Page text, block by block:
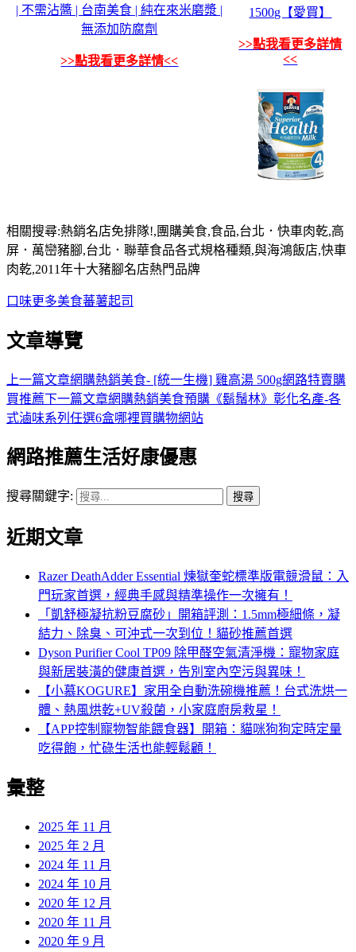
| 不需沾醬 | 台南美食 | 純在來米磨漿 |
無添加防腐劑
>>點我看更多詳情<<
1500g【愛買】
>>點我看更多詳情
<<
相關搜尋:熱銷名店免排隊!,團購美食,食品,台北．快車肉乾,高
屏．萬巒豬腳,台北．聯華食品各式規格種類,與海鴻飯店,快車
肉乾,2011年十大豬腳名店熱門品牌
口味更多美食蕃薯起司
文章導覽
上一篇文章網購熱銷美食- [統一生機] 雞高湯 500g網路特賣購
買推薦下一篇文章網購熱銷美食預購《鬍鬚林》彰化名產-各
式滷味系列任選6盒哪裡買購物網站
網路推薦生活好康優惠
搜尋關鍵字:
近期文章
Razer DeathAdder Essential 煉獄奎蛇標準版電競滑鼠：入
門玩家首選，經典手感與精準操作一次擁有！
「凱舒極凝抗粉豆腐砂」開箱評測：1.5mm極細條，凝
結力、除臭、可沖式一次到位！貓砂推薦首選
Dyson Purifier Cool TP09 除甲醛空氣清淨機：寵物家庭
與新居裝潢的健康首選，告別室內空污與異味！
【小慕KOGURE】家用全自動洗碗機推薦！台式洗烘一
體、熱風烘乾+UV殺菌，小家庭廚房救星！
【APP控制寵物智能餵食器】開箱：貓咪狗狗定時定量
吃得飽，忙碌生活也能輕鬆顧！
彙整
2025 年 11 月
2025 年 2 月
2024 年 11 月
2024 年 10 月
2020 年 12 月
2020 年 11 月
2020 年 9 月